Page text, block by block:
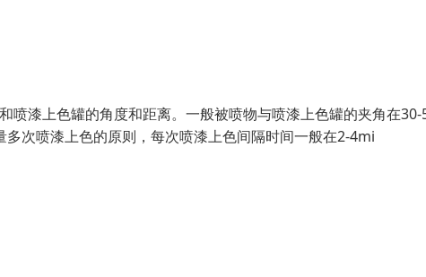
喷漆上色罐的角度和距离。一般被喷物与喷漆上色罐的夹角在30-
次喷漆上色的原则，每次喷漆上色间隔时间一般在2-4mi